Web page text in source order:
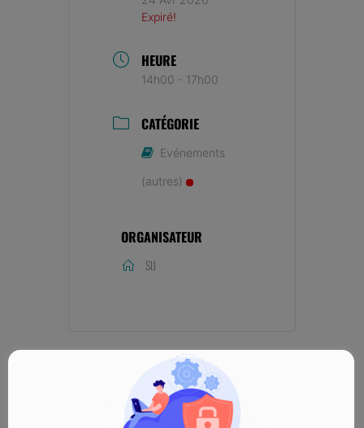
Expiré!
HEURE
14h00 - 17h00
CATÉGORIE
Evénements
(autres)
ORGANISATEUR
SIJ
+ Ajouter à mon Agenda Google